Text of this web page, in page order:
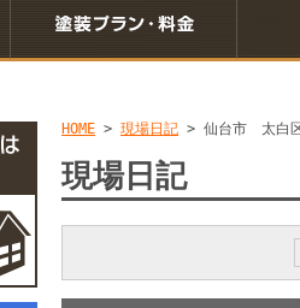
HOME > 現場日記 > 仙台市 太白
現場日記